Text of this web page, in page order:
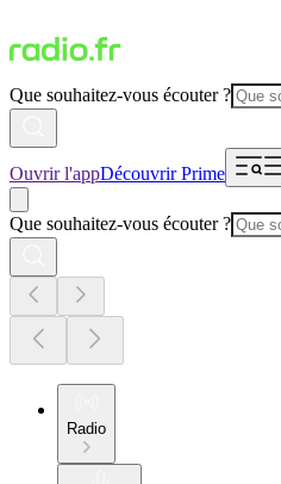
Que souhaitez-vous écouter ?
Ouvrir l'appDécouvrir Prime
Que souhaitez-vous écouter ?
Radio